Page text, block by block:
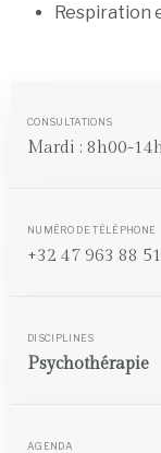
Respiration
CONSULTATIONS
Mardi : 8h00-
NUMÉRO DE TÉLÉPHONE
+32 47 963 88 51
DISCIPLINES
Psychothérapie
AGENDA